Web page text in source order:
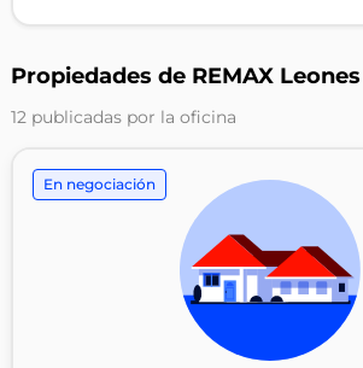
Propiedades de REMAX Leones
12 publicadas por la oficina
En negociación